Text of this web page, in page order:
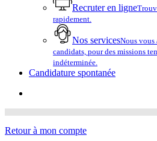
Recruter en ligne
rapidement.
Nos servicesNous vous
candidats, pour des missions
indéterminée.
Candidature spontanée
Retour à mon compte